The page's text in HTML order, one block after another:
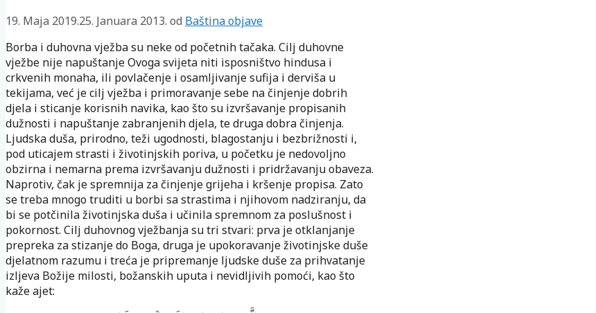
19. Maja 2019.25. Januara 2013. od Baština objave
Borba i duhovna vježba su neke od početnih tačaka. Cilj duhovne
vježbe nije napuštanje Ovoga svijeta niti isposništvo hindusa i
crkvenih monaha, ili povlačenje i osamljivanje sufija i derviša u
tekijama, već je cilj vježba i primoravanje sebe na činjenje dobrih
djela i sticanje korisnih navika, kao što su izvršavanje propisanih
dužnosti i napuštanje zabranjenih djela, te druga dobra činjenja.
Ljudska duša, prirodno, teži ugodnosti, blagostanju i bezbrižnosti i,
pod uticajem strasti i životinjskih poriva, u početku je nedovoljno
obzirna i nemarna prema izvršavanju dužnosti i pridržavanju obaveza.
Naprotiv, čak je spremnija za činjenje grijeha i kršenje propisa. Zato
se treba mnogo truditi u borbi sa strastima i njihovom nadziranju, da
bi se potčinila životinjska duša i učinila spremnom za poslušnost i
pokornost. Cilj duhovnog vježbanja su tri stvari: prva je otklanjanje
prepreka za stizanje do Boga, druga je upokoravanje životinjske duše
djelatnom razumu i treća je pripremanje ljudske duše za prihvatanje
izljeva Božije milosti, božanskih uputa i nevidljivih pomoći, kao što
kaže ajet: